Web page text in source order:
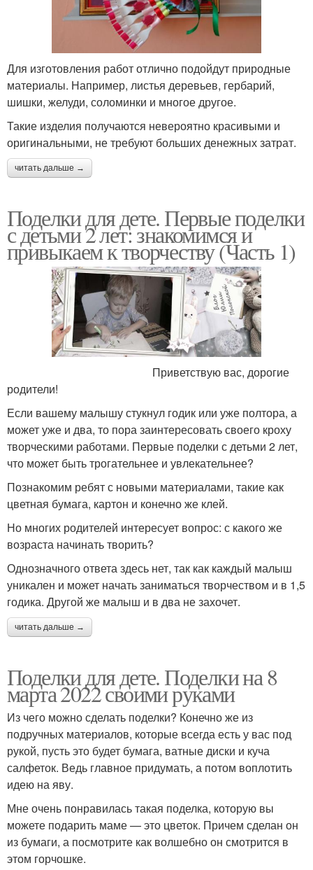
Для изготовления работ отлично подойдут природные
материалы. Например, листья деревьев, гербарий,
шишки, желуди, соломинки и многое другое.
Такие изделия получаются невероятно красивыми и
оригинальными, не требуют больших денежных затрат.
читать дальше →
Поделки для дете. Первые поделки
с детьми 2 лет: знакомимся и
привыкаем к творчеству (Часть 1)
Приветствую вас, дорогие
родители!
Если вашему малышу стукнул годик или уже полтора, а
может уже и два, то пора заинтересовать своего кроху
творческими работами. Первые поделки с детьми 2 лет,
что может быть трогательнее и увлекательнее?
Познакомим ребят с новыми материалами, такие как
цветная бумага, картон и конечно же клей.
Но многих родителей интересует вопрос: с какого же
возраста начинать творить?
Однозначного ответа здесь нет, так как каждый малыш
уникален и может начать заниматься творчеством и в 1,5
годика. Другой же малыш и в два не захочет.
читать дальше →
Поделки для дете. Поделки на 8
марта 2022 своими руками
Из чего можно сделать поделки? Конечно же из
подручных материалов, которые всегда есть у вас под
рукой, пусть это будет бумага, ватные диски и куча
салфеток. Ведь главное придумать, а потом воплотить
идею на яву.
Мне очень понравилась такая поделка, которую вы
можете подарить маме — это цветок. Причем сделан он
из бумаги, а посмотрите как волшебно он смотрится в
этом горчошке.